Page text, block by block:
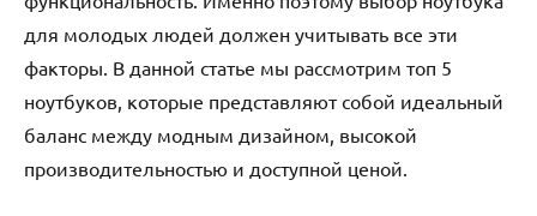
для молодых людей должен учитывать все эти
факторы. В данной статье мы рассмотрим топ 5
ноутбуков, которые представляют собой идеальный
баланс между модным дизайном, высокой
производительностью и доступной ценой.